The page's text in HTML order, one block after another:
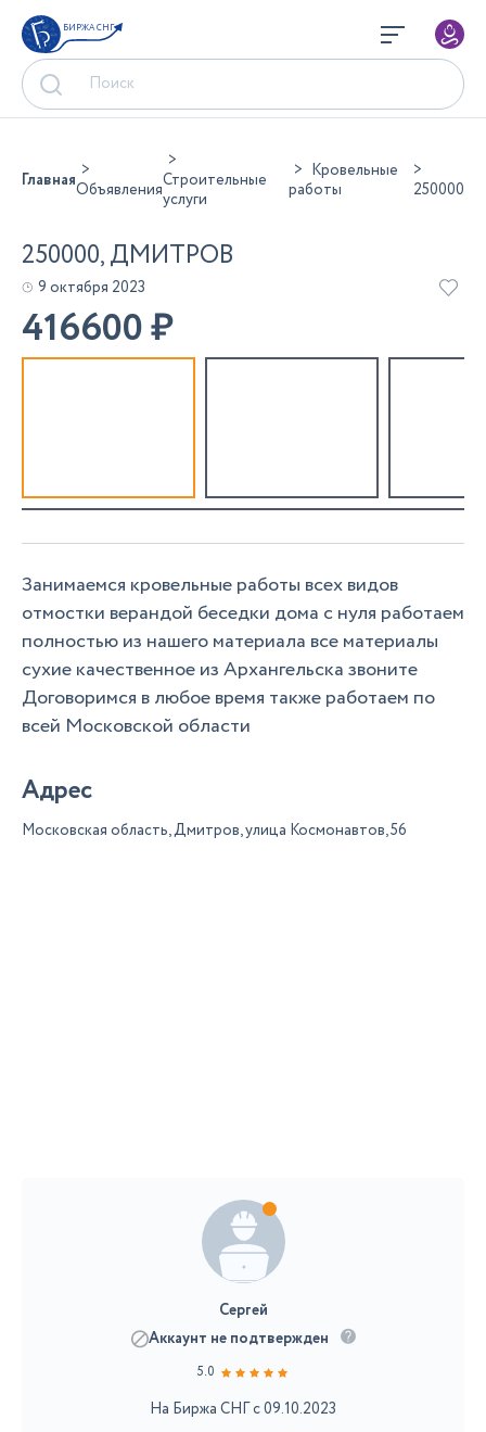
БИРЖА СНГ
ГлавнаяОбъявленияСтроительные
услуги
Кровельные
работы
250000
250000, ДМИТРОВ
9 октября 2023
416600₽
Занимаемся кровельные работы всех видов
отмостки верандой беседки дома с нуля работаем
полностью из нашего материала все материалы
сухие качественное из Архангельска звоните
Договоримся в любое время также работаем по
всей Московской области
Адрес
Московская область, Дмитров, улица Космонавтов, 56
Сергей
Аккаунт не подтвержден
5.0
На Биржа СНГ с 09.10.2023